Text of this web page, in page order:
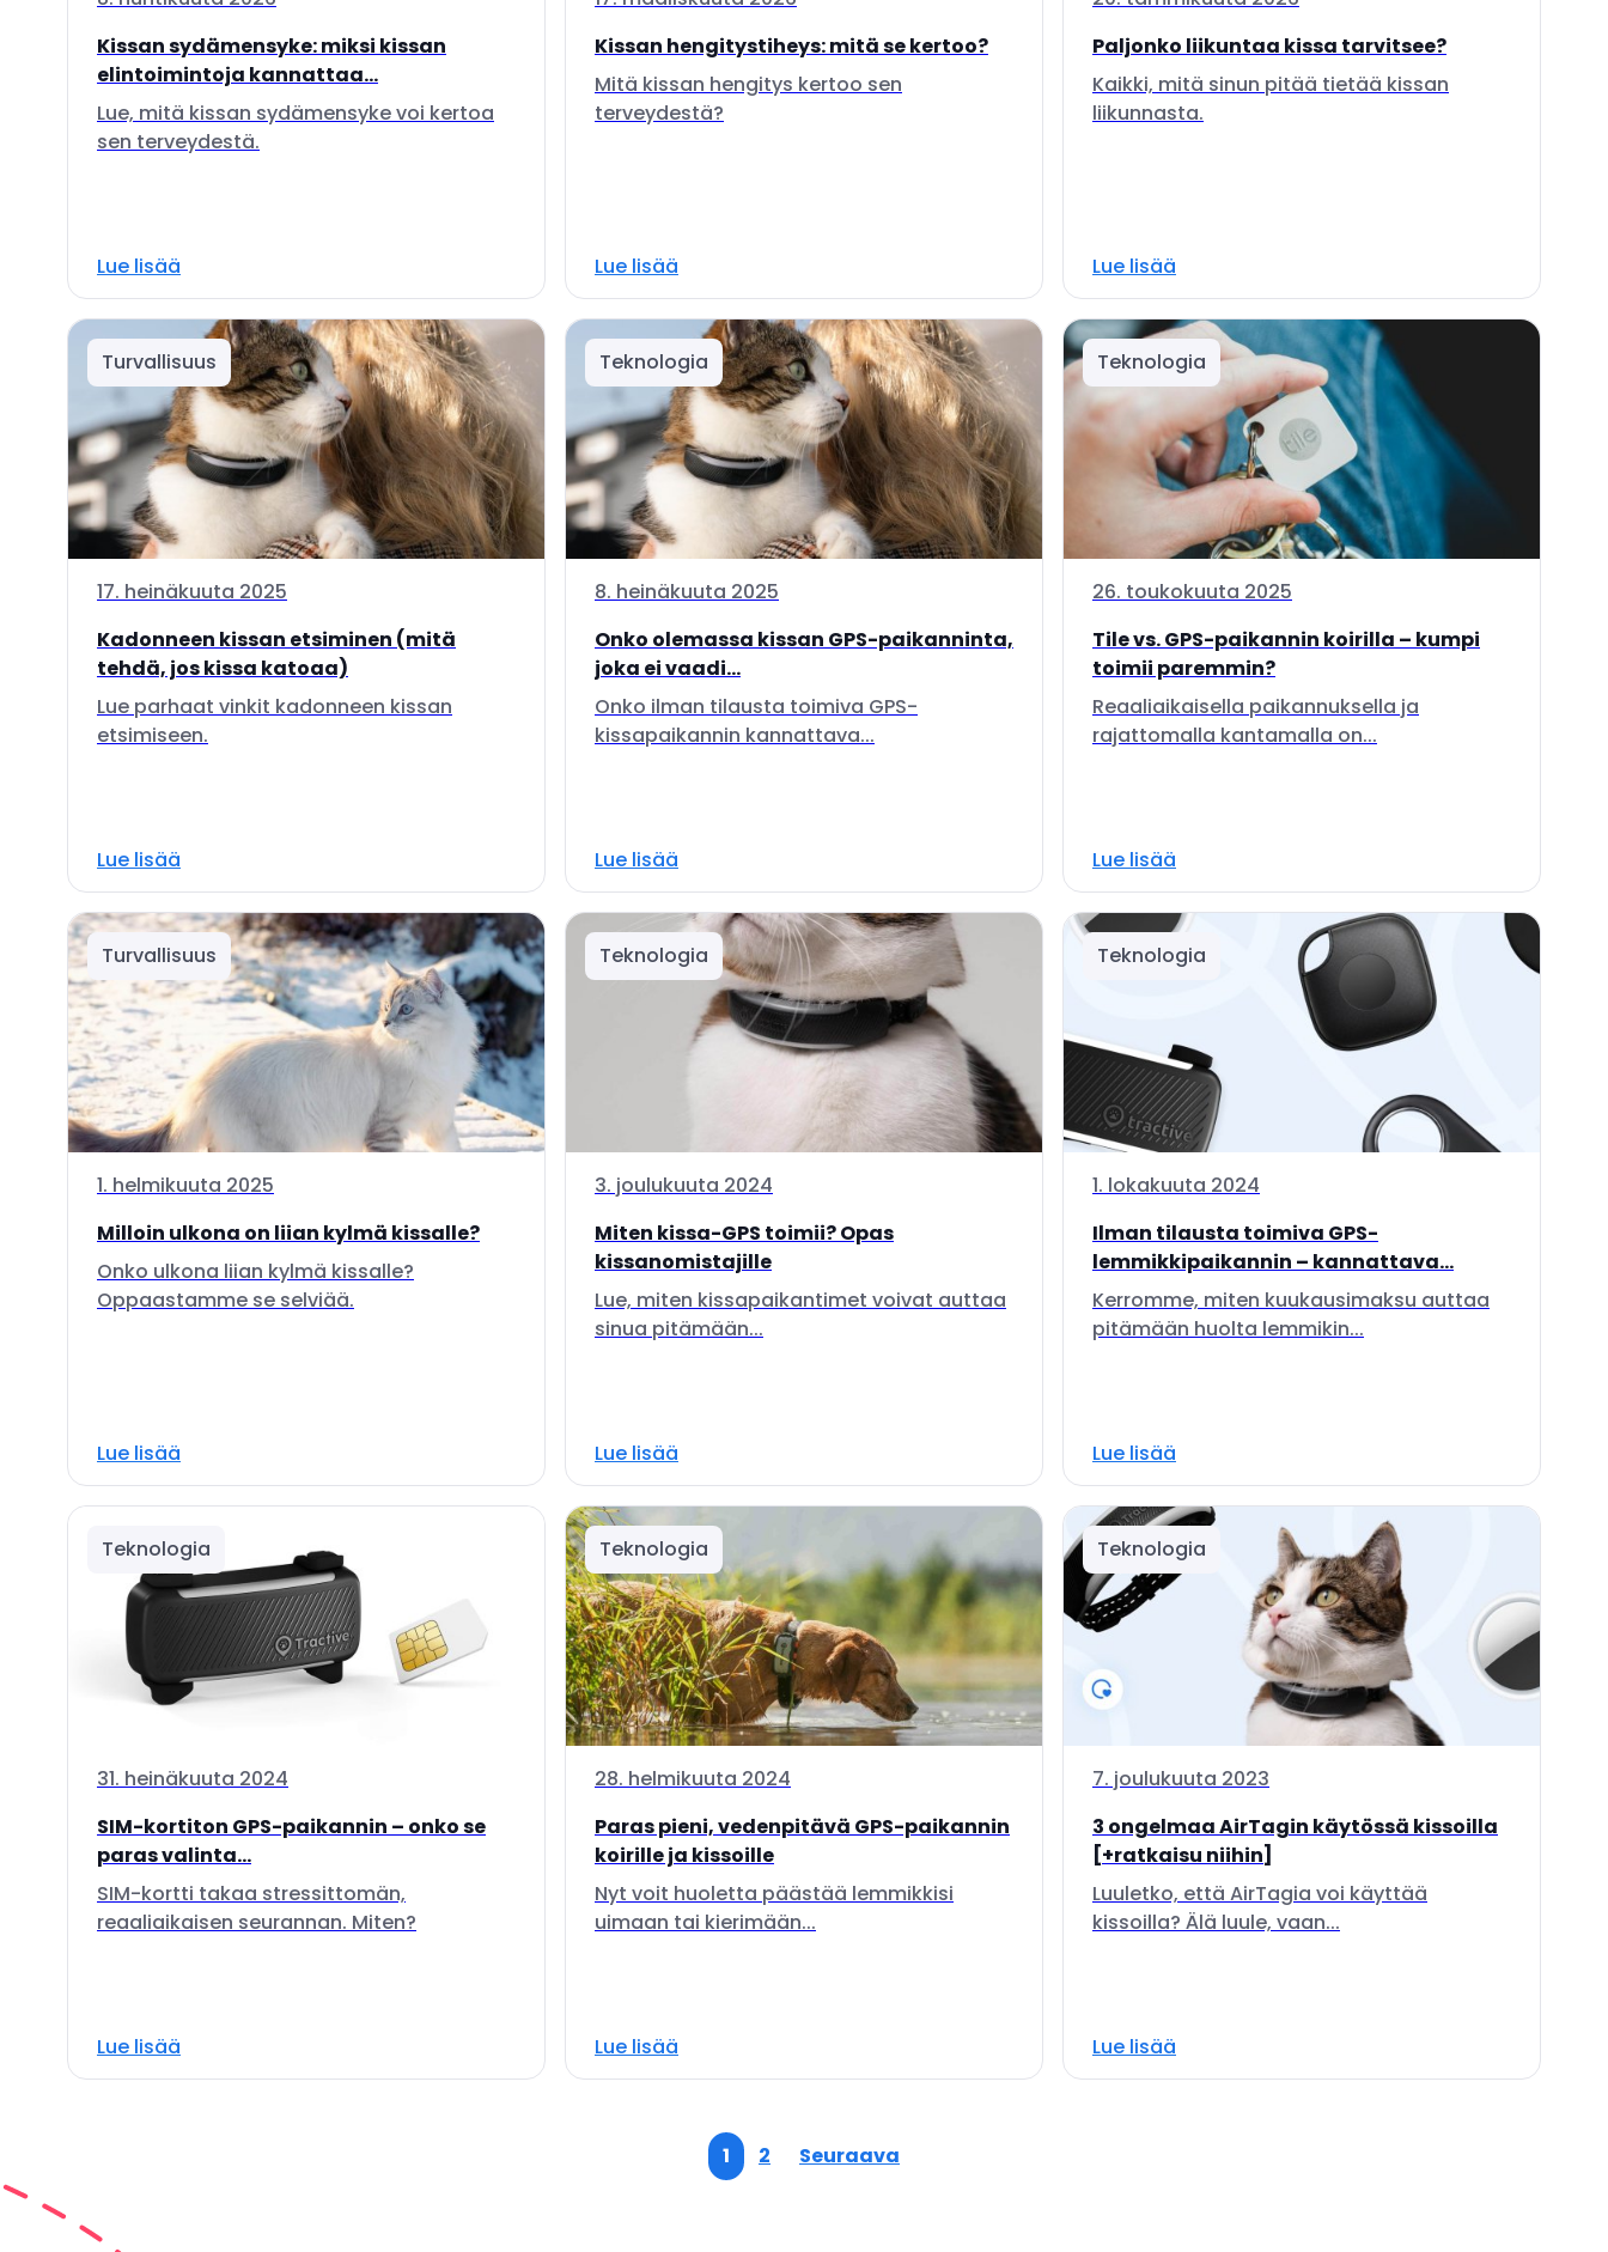
Kissan sydämensyke: miksi kissan
elintoimintoja kannattaa...
Lue, mitä kissan sydämensyke voi kertoa
sen terveydestä.
Lue lisää
Kissan hengitystiheys: mitä se kertoo?
Mitä kissan hengitys kertoo sen
terveydestä?
Lue lisää
Paljonko liikuntaa kissa tarvitsee?
Kaikki, mitä sinun pitää tietää kissan
liikunnasta.
Lue lisää
Turvallisuus
17. heinäkuuta 2025
Kadonneen kissan etsiminen (mitä
tehdä, jos kissa katoaa)
Lue parhaat vinkit kadonneen kissan
etsimiseen.
Lue lisää
Teknologia
8. heinäkuuta 2025
Onko olemassa kissan GPS-paikanninta,
joka ei vaadi...
Onko ilman tilausta toimiva GPS-
kissapaikannin kannattava...
Lue lisää
Teknologia
26. toukokuuta 2025
Tile vs. GPS-paikannin koirilla – kumpi
toimii paremmin?
Reaaliaikaisella paikannuksella ja
rajattomalla kantamalla on...
Lue lisää
Turvallisuus
1. helmikuuta 2025
Milloin ulkona on liian kylmä kissalle?
Onko ulkona liian kylmä kissalle?
Oppaastamme se selviää.
Lue lisää
Teknologia
3. joulukuuta 2024
Miten kissa-GPS toimii? Opas
kissanomistajille
Lue, miten kissapaikantimet voivat auttaa
sinua pitämään...
Lue lisää
Teknologia
1. lokakuuta 2024
Ilman tilausta toimiva GPS-
lemmikkipaikannin – kannattava...
Kerromme, miten kuukausimaksu auttaa
pitämään huolta lemmikin...
Lue lisää
Teknologia
31. heinäkuuta 2024
SIM-kortiton GPS-paikannin – onko se
paras valinta...
SIM-kortti takaa stressittomän,
reaaliaikaisen seurannan. Miten?
Lue lisää
Teknologia
28. helmikuuta 2024
Paras pieni, vedenpitävä GPS-paikannin
koirille ja kissoille
Nyt voit huoletta päästää lemmikkisi
uimaan tai kierimään...
Lue lisää
Teknologia
7. joulukuuta 2023
3 ongelmaa AirTagin käytössä kissoilla
[+ratkaisu niihin]
Luuletko, että AirTagia voi käyttää
kissoilla? Älä luule, vaan...
Lue lisää
1 2 Seuraava